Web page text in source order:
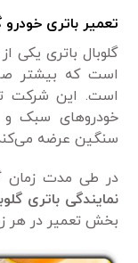
تعمیر باتری خودرو
گلوبال باتری یکی
است که بیشتر
سنگین عرضه
در طی مدت زمان
نمایندگی باتری
بخش تعمیر در هر